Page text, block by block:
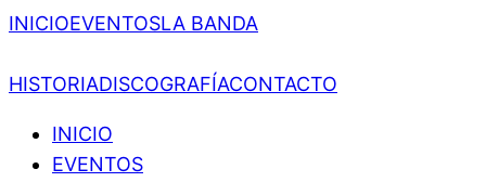
INICIOEVENTOSLA BANDA
HISTORIADISCOGRAFÍACONTACTO
INICIO
EVENTOS